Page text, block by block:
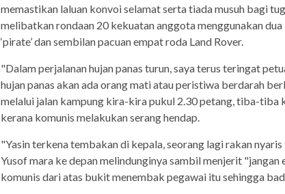
memastikan laluan konvoi selamat serta tiada musuh bagi
melibatkan rondaan 20 kekuatan anggota menggunakan
‘pirate’ dan sembilan pacuan empat roda Land Rover.
"Dalam perjalanan hujan panas turun, saya terus teringat
hujan panas akan ada orang mati atau peristiwa berdarah
melalui jalan kampung kira-kira pukul 2.30 petang, tiba-tiba
kerana komunis melakukan serang hendap.
"Yasin terkena tembakan di kepala, seorang lagi rakan
Yusof mara ke depan melindunginya sambil menjerit "jangan
komunis dari atas bukit menembak pegawai itu sehingga